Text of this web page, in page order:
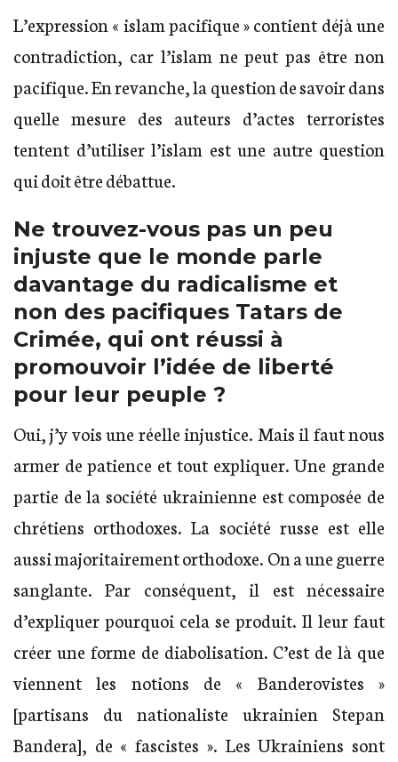
L’expression « islam pacifique » contient déjà une
contradiction, car l’islam ne peut pas être non
pacifique. En revanche, la question de savoir dans
quelle mesure des auteurs d’actes terroristes
tentent d’utiliser l’islam est une autre question
qui doit être débattue.
Ne trouvez-vous pas un peu
injuste que le monde parle
davantage du radicalisme et
non des pacifiques Tatars de
Crimée, qui ont réussi à
promouvoir l’idée de liberté
pour leur peuple ?
Oui, j’y vois une réelle injustice. Mais il faut nous
armer de patience et tout expliquer. Une grande
partie de la société ukrainienne est composée de
chrétiens orthodoxes. La société russe est elle
aussi majoritairement orthodoxe. On a une guerre
sanglante. Par conséquent, il est nécessaire
d’expliquer pourquoi cela se produit. Il leur faut
créer une forme de diabolisation. C’est de là que
viennent les notions de « Banderovistes »
[partisans du nationaliste ukrainien Stepan
Bandera], de « fascistes ». Les Ukrainiens sont